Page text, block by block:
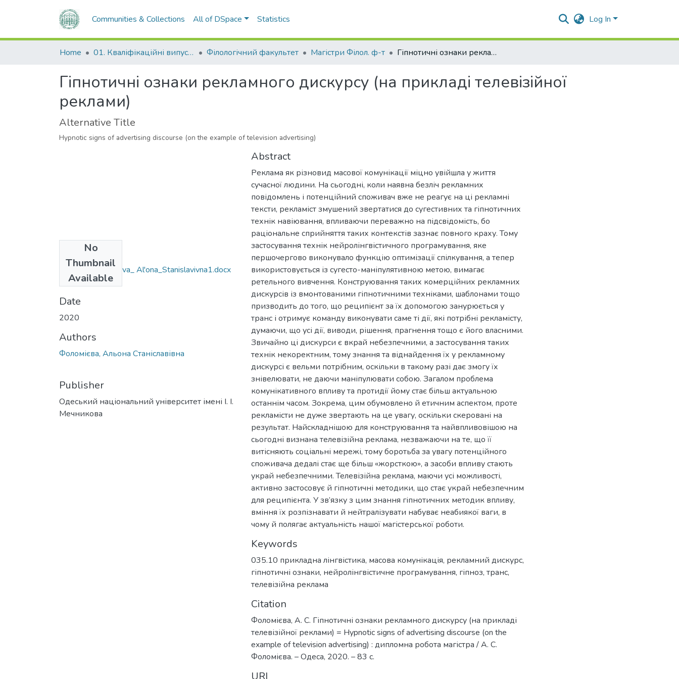
Communities & Collections All of DSpace Statistics Log In
Home 01. Кваліфікаційні випускні роботи здобувачів вищої освіти Філологічний факультет Магістри Філол. ф-т Гіпнотичні ознаки рекламного дискурсу (на прикладі телевізійної реклами)
Гіпнотичні ознаки рекламного дискурсу (на прикладі телевізійної
реклами)
Alternative Title
Hypnotic signs of advertising discourse (on the example of television advertising)
No
Thumbnail
Available
035.10_Folomiyeva_ Al'ona_Stanislavivna1.docx
(36.06 KB)
Date
2020
Authors
Фоломієва, Альона Станіславівна
Publisher
Одеський національний університет імені І. І.
Мечникова
Abstract
Реклама як різновид масової комунікації міцно увійшла у життя
сучасної людини. На сьогодні, коли наявна безліч рекламних
повідомлень і потенційний споживач вже не реагує на ці рекламні
тексти, рекламіст змушений звертатися до сугестивних та гіпнотичних
технік навіювання, впливаючи переважно на підсвідомість, бо
раціональне сприйняття таких контекстів зазнає повного краху. Тому
застосування технік нейролінгвістичного програмування, яке
першочергово виконувало функцію оптимізації спілкування, а тепер
використовується із сугесто-маніпулятивною метою, вимагає
ретельного вивчення. Конструювання таких комерційних рекламних
дискурсів із вмонтованими гіпнотичними техніками, шаблонами тощо
призводить до того, що реципієнт за їх допомогою занурюється у
транс і отримує команду виконувати саме ті дії, які потрібні рекламісту,
думаючи, що усі дії, виводи, рішення, прагнення тощо є його власними.
Звичайно ці дискурси є вкрай небезпечними, а застосування таких
технік некоректним, тому знання та віднайдення їх у рекламному
дискурсі є вельми потрібним, оскільки в такому разі дає змогу їх
знівелювати, не даючи маніпулювати собою. Загалом проблема
комунікативного впливу та протидії йому стає більш актуальною
останнім часом. Зокрема, цим обумовлено й етичним аспектом, проте
рекламісти не дуже звертають на це увагу, оскільки скеровані на
результат. Найскладнішою для конструювання та найвпливовішою на
сьогодні визнана телевізійна реклама, незважаючи на те, що її
витісняють соціальні мережі, тому боротьба за увагу потенційного
споживача дедалі стає ще більш «жорсткою», а засоби впливу стають
украй небезпечними. Телевізійна реклама, маючи усі можливості,
активно застосовує й гіпнотичні методики, що стає украй небезпечним
для реципієнта. У зв’язку з цим знання гіпнотичних методик впливу,
вміння їх розпізнавати й нейтралізувати набуває неабиякої ваги, в
чому й полягає актуальність нашої магістерської роботи.
Keywords
035.10 прикладна лінгвістика, масова комунікація, рекламний дискурс,
гіпнотичні ознаки, нейролінгвістичне програмування, гіпноз, транс,
телевізійна реклама
Citation
Фоломієва, А. С. Гіпнотичні ознаки рекламного дискурсу (на прикладі
телевізійної реклами) = Hypnotic signs of advertising discourse (on the
example of television advertising) : дипломна робота магістра / А. С.
Фоломієва. – Одеса, 2020. – 83 с.
URI